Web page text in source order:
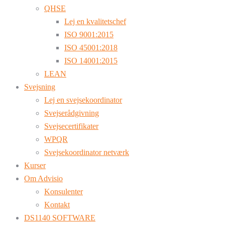
QHSE
Lej en kvalitetschef
ISO 9001:2015
ISO 45001:2018
ISO 14001:2015
LEAN
Svejsning
Lej en svejsekoordinator
Svejserådgivning
Svejsecertifikater
WPQR
Svejsekoordinator netværk
Kurser
Om Advisio
Konsulenter
Kontakt
DS1140 SOFTWARE